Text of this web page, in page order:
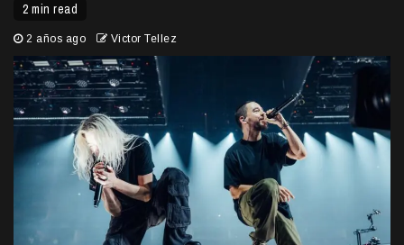
2 min read
2 años ago Victor Tellez